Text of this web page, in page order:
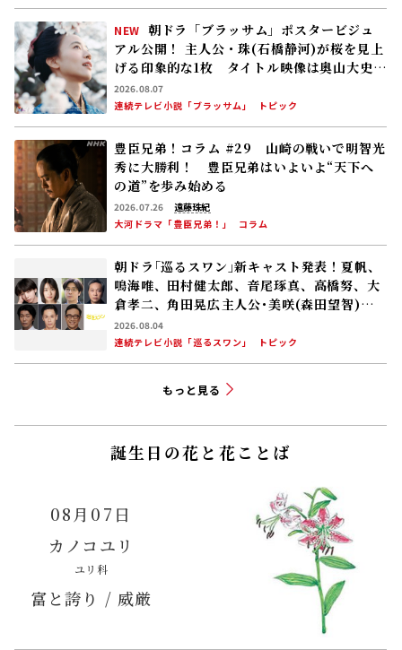
NEW 朝ドラ「ブラッサム」ポスタービジュ
アル公開！ 主人公・珠(石橋静河)が桜を見上
げる印象的な1枚 タイトル映像は奥山大史監
督、語りは三條雅幸アナ 2026年度後期放
送
2026.08.07
連続テレビ小説「ブラッサム」
トピック
豊臣兄弟！コラム #29 山崎の戦いで明智光
秀に大勝利！ 豊臣兄弟はいよいよ“天下へ
の道”を歩み始める
2026.07.26
遠藤珠紀
大河ドラマ「豊臣兄弟！」
コラム
朝ドラ｢巡るスワン｣新キャスト発表！夏帆、
鳴海唯、田村健太郎、音尾琢真、高橋努、大
倉孝二、角田晃広――主人公･美咲(森田望智)が
交流する警察署の人々 2027年度前期放送
2026.08.04
連続テレビ小説「巡るスワン」
トピック
もっと見る
誕生日の花と花ことば
08月07日
カノコユリ
ユリ科
富と誇り / 威厳